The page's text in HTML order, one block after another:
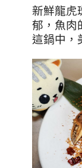
新鮮龍虎
郁，魚肉
這鍋中，